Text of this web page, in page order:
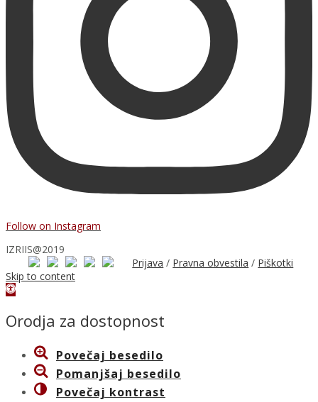
Follow on Instagram
IZRIIS@2019
Prijava / Pravna obvestila / Piškotki
Skip to content
Open
Orodja za dostopnost
Povečaj besedilo
Pomanjšaj besedilo
Povečaj kontrast